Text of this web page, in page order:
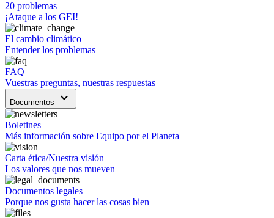
20 problemas
¡Ataque a los GEI!
El cambio climático
Entender los problemas
FAQ
Vuestras preguntas, nuestras respuestas
Documentos keyboard_arrow_down
Boletines
Más información sobre Equipo por el Planeta
Carta ética/Nuestra visión
Los valores que nos mueven
Documentos legales
Porque nos gusta hacer las cosas bien